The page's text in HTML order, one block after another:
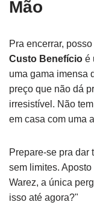
Mão
Pra encerrar,
Custo Benefício é
uma gama imensa
preço que não dá
irresistível. Não
em casa com uma
Prepare-se pra dar
sem limites.
Warez, a única
isso até agora?"